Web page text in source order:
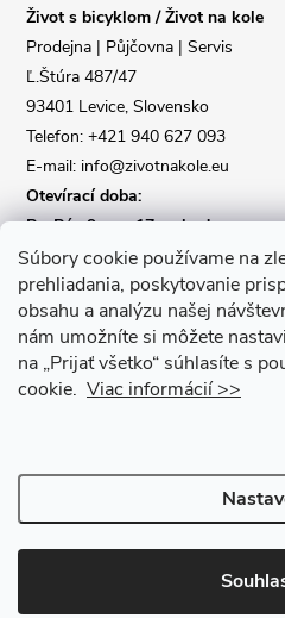
Súbory cookie používame na
prehliadania, poskytovanie
obsahu a analýzu našej
nám umožníte si môžete
na „Prijať všetko“ súhlasíte s
cookie. Viac informácií >>
Život s bicyklom / Život na kole
Prodejna | Půjčovna | Servis
Ľ.Štúra 487/47
93401 Levice, Slovensko
Telefon: +421 940 627 093
E-mail: info@zivotnakole.eu
Otevírací doba:
Po-Pá : 9,oo - 17,oo hod
So : 9,oo - 12,oo | Ne : Zavřeno
Kontaktní formulář
Copyright 2026Život na kole.
nastavení